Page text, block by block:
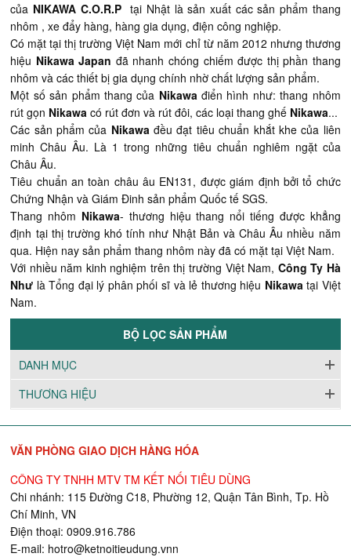
của NIKAWA C.O.R.Ptại Nhật là sản xuất các sản phẩm thang
nhôm , xe đẩy hàng, hàng gia dụng, điện công nghiệp.
Có mặt tại thị trường Việt Nam mới chỉ từ năm 2012 nhưng thương
hiệu Nikawa Japan đã nhanh chóng chiếm được thị phần thang
nhôm và các thiết bị gia dụng chính nhờ chất lượng sản phẩm.
Một số sản phẩm thang của Nikawađiển hình như: thang nhôm
rút gọn Nikawa có rút đơn và rút đôi, các loại thang ghế Nikawa...
Các sản phẩm của Nikawađều đạt tiêu chuẩn khắt khe của liên
minh Châu Âu. Là 1 trong những tiêu chuẩn nghiêm ngặt của
Châu Âu.
Tiêu chuẩn an toàn châu âu EN131, được giám định bởi tổ chức
Chứng Nhận và Giám Đinh sản phẩm Quốc tế SGS.
Thang nhôm Nikawa- thương hiệu thang nổi tiếng được khẳng
định tại thị trường khó tính như Nhật Bản và Châu Âu nhiều năm
qua. Hiện nay sản phẩm thang nhôm này đã có mặt tại Việt Nam.
Với nhiều năm kinh nghiệm trên thị trường Việt Nam, Công Ty Hà
Như là Tổng đại lý phân phối sĩ và lẻ thương hiệu Nikawatại Việt
Nam.
BỘ LỌC SẢN PHẨM
DANH MỤC
THƯƠNG HIỆU
VĂN PHÒNG GIAO DỊCH HÀNG HÓA
CÔNG TY TNHH MTV TM KẾT NỐI TIÊU DÙNG
Chi nhánh: 115 Đường C18, Phường 12, Quận Tân Bình, Tp. Hồ
Chí Minh, VN
Điện thoại: 0909.916.786
E-mail: hotro@ketnoitieudung.vnn